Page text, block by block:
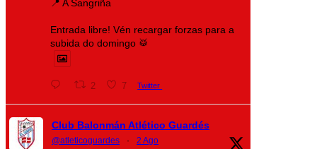
📍 A Sangriña
Entrada libre! Vén recargar forzas para a
subida do domingo 🥁
2 7 Twitter
Club Balonmán Atlético Guardés
@atleticoguardes · 2 Ago